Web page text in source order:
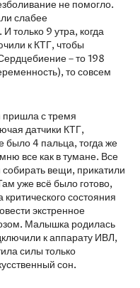
не помогло.
слабее
только 9 утра, когда
к КТГ, чтобы
– то 198
то совсем
пришла с тремя
датчики КТГ,
было 4 пальца, тогда же
все как в тумане. Все
вещи, прикатили
уже всё было готово,
состояния
экстренное
Малышка родилась
к аппарату ИВЛ,
силы только
сон.